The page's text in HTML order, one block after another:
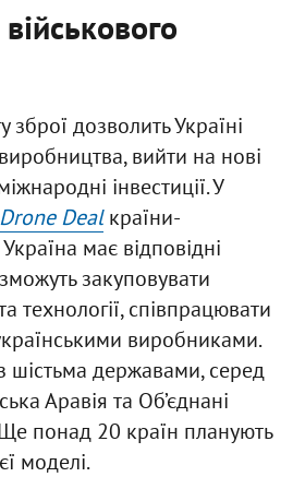
зброї дозволить Україні
вийти на нові
інвестиції. У
Drone Dealкраїни-
має відповідні
закуповувати
технології, співпрацювати
виробниками.
шістьма державами, серед
Аравія та Об’єднані
понад 20 країн планують
моделі.